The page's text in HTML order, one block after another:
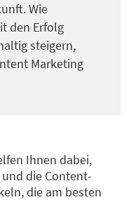
Wie
den Erfolg
steigern,
Marketing
Ihnen dabei,
die Content-
die am besten